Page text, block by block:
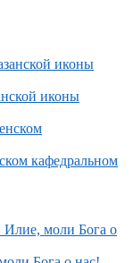
иконы
кафедральном
моли Бога о